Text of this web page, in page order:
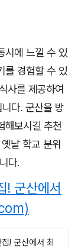
시에 느낄 수 있
를 경험할 수 있
사를 제공하여
다. 군산을 방
해보시길 추천
날 학교 분위
다.
! 군산에서
! 군산에서 최